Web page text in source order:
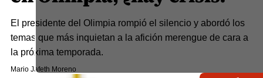
El presidente del Olimpia rompió el silencio y abordó los
temas que más inquietan a la afición merengue de cara a
la próxima temporada.
Mario Jafeth Moreno